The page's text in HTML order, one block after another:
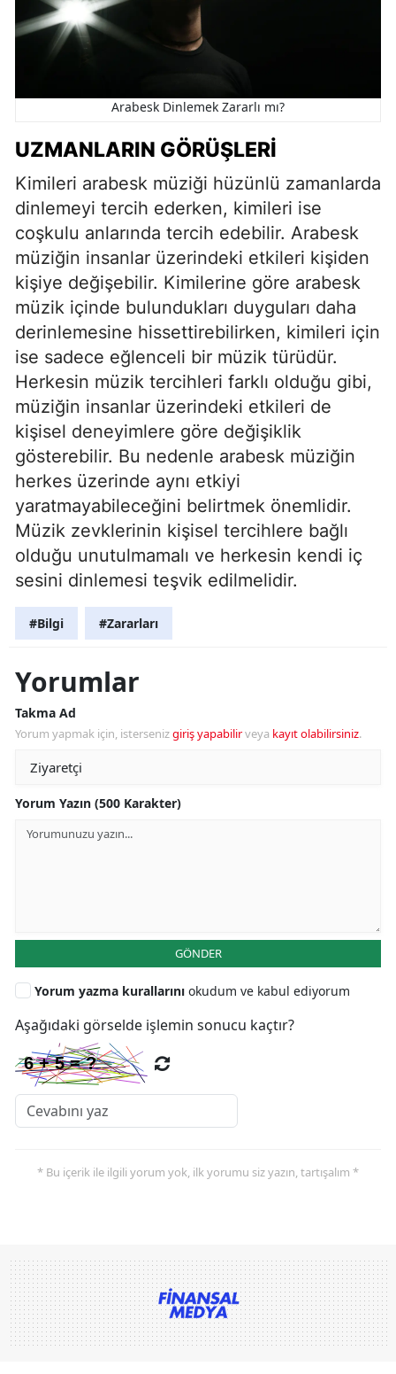
Arabesk Dinlemek Zararlı mı?
UZMANLARIN GÖRÜŞLERI
Kimileri arabesk müziği hüzünlü zamanlarda
dinlemeyi tercih ederken, kimileri ise
coşkulu anlarında tercih edebilir. Arabesk
müziğin insanlar üzerindeki etkileri kişiden
kişiye değişebilir. Kimilerine göre arabesk
müzik içinde bulundukları duyguları daha
derinlemesine hissettirebilirken, kimileri için
ise sadece eğlenceli bir müzik türüdür.
Herkesin müzik tercihleri farklı olduğu gibi,
müziğin insanlar üzerindeki etkileri de
kişisel deneyimlere göre değişiklik
gösterebilir. Bu nedenle arabesk müziğin
herkes üzerinde aynı etkiyi
yaratmayabileceğini belirtmek önemlidir.
Müzik zevklerinin kişisel tercihlere bağlı
olduğu unutulmamalı ve herkesin kendi iç
sesini dinlemesi teşvik edilmelidir.
#Bilgi #Zararları
Yorumlar
Takma Ad
Yorum yapmak için, istersenizgiriş yapabilirveya kayıt olabilirsiniz.
Yorum Yazın (500 Karakter)
GÖNDER
Yorum yazma kurallarını okudum ve kabul ediyorum
Aşağıdaki görselde işlemin sonucu kaçtır?
* Bu içerik ile ilgili yorum yok, ilk yorumu siz yazın, tartışalım *